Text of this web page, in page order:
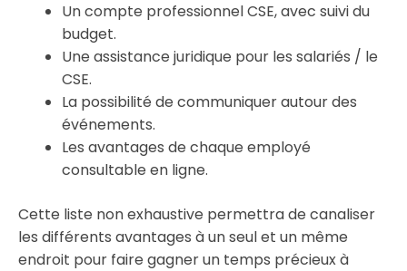
Un compte professionnel CSE, avec suivi du
budget.
Une assistance juridique pour les salariés / le
CSE.
La possibilité de communiquer autour des
événements.
Les avantages de chaque employé
consultable en ligne.
Cette liste non exhaustive permettra de canaliser
les différents avantages à un seul et un même
endroit pour faire gagner un temps précieux à